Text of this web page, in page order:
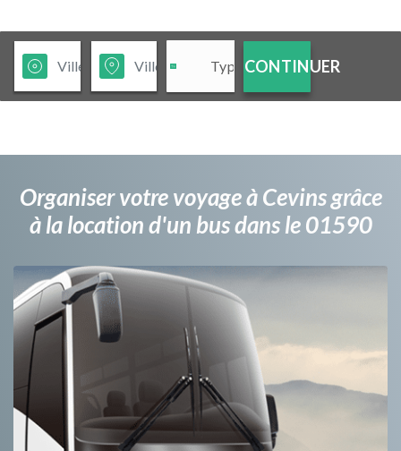
CONTINUER
Organiser votre voyage à Cevins grâce
à la location d'un bus dans le 01590